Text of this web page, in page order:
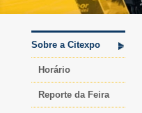
Sobre a Citexpo
Horário
Reporte da Feira